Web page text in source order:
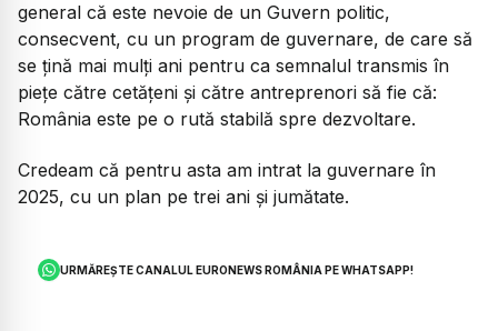
general că este nevoie de un Guvern politic,
consecvent, cu un program de guvernare, de care să
se țină mai mulți ani pentru ca semnalul transmis în
piețe către cetățeni și către antreprenori să fie că:
România este pe o rută stabilă spre dezvoltare.
Credeam că pentru asta am intrat la guvernare în
2025, cu un plan pe trei ani și jumătate.
URMĂREȘTE CANALUL EURONEWS ROMÂNIA PE WHATSAPP!